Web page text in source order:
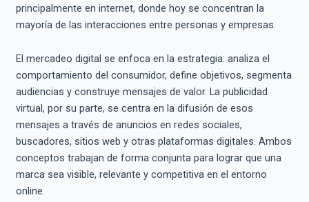
principalmente en internet, donde hoy se concentran la
mayoría de las interacciones entre personas y empresas.
El mercadeo digital se enfoca en la estrategia: analiza el
comportamiento del consumidor, define objetivos, segmenta
audiencias y construye mensajes de valor. La publicidad
virtual, por su parte, se centra en la difusión de esos
mensajes a través de anuncios en redes sociales,
buscadores, sitios web y otras plataformas digitales. Ambos
conceptos trabajan de forma conjunta para lograr que una
marca sea visible, relevante y competitiva en el entorno
online.